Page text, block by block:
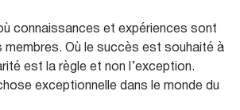
connaissances et expériences sont
membres. Où le succès est souhaité à
est la règle et non l’exception.
exceptionnelle dans le monde du